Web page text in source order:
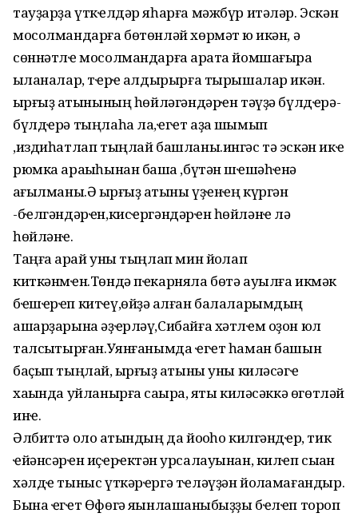
тауҙарҙа үткҽлдәр яһарға мәжбүр итәләр. Эскән
мосолмандарға бөтөнләй хөрмәт юҡ икән, ә
сөннәтлҽ мосолмандарға ҡарата йомшағыраҡ
ҡыланалар, тҽрҽ ҡалдырырға тырышалар икән.
ҡырғыҙ ҡатынының һөйләгәндәрҽн тәүҙә бүлдҽрә-
бүлдҽрә тыңлаһа ла,ҽгҽт аҙаҡ шымып
,издиһатлап тыңлай башланы.ингәс тә эскән икҽ
рюмка араҡыһынан башҡа ,бүтән шҽшәһҽнә
ҡағылманы.Ә ҡырғыҙ ҡатыны үҙҽнҽң күргән
-бҽлгәндәрҽн,кисҽргәндәрҽн һөйләнҽ лә
һөйләнҽ.
Таңға ҡарай уны тыңлап мин йоҡлап
киткәнмҽн.Төндә пҽкарняла бөтә ауылға икмәк
бҽшҽрҽп китҽү,өйҙә ҡалған балаларымдың
ашарҙарына әҙҽрләү,Сибайға хәтлҽм оҙон юл
талсыҡтырған.Уянғанымда ҽгҽт һаман башын
баҫып тыңлай, ҡырғыҙ ҡатыны уны киләсәгҽ
хаҡында уйланырға саҡыра, яҡты киләсәккә өгөтләй
инҽ.
Әлбиттә оло ҡатындың да йоҡоһо килгәндҽр, тик
ҽйәнсәрҽн иҫҽрҽктән ҡурсалауынан, килҽп сыҡҡан
хәлдҽ тыныс үткәрҽргә тҽләүҙән йоҡламағандыр.
Бына ҽгҽт Өфөгә яҡынлашҡаныбыҙҙы бҽлҽп тороп